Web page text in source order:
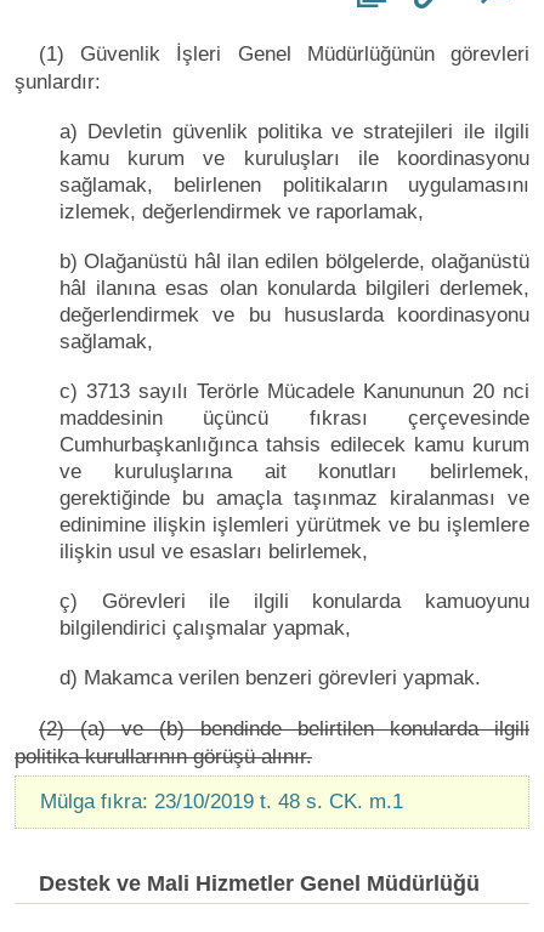
(1) Güvenlik İşleri Genel Müdürlüğünün görevleri
şunlardır:
a) Devletin güvenlik politika ve stratejileri ile ilgili
kamu kurum ve kuruluşları ile koordinasyonu
sağlamak, belirlenen politikaların uygulamasını
izlemek, değerlendirmek ve raporlamak,
b) Olağanüstü hâl ilan edilen bölgelerde, olağanüstü
hâl ilanına esas olan konularda bilgileri derlemek,
değerlendirmek ve bu hususlarda koordinasyonu
sağlamak,
c) 3713 sayılı Terörle Mücadele Kanununun 20 nci
maddesinin üçüncü fıkrası çerçevesinde
Cumhurbaşkanlığınca tahsis edilecek kamu kurum
ve kuruluşlarına ait konutları belirlemek,
gerektiğinde bu amaçla taşınmaz kiralanması ve
edinimine ilişkin işlemleri yürütmek ve bu işlemlere
ilişkin usul ve esasları belirlemek,
ç) Görevleri ile ilgili konularda kamuoyunu
bilgilendirici çalışmalar yapmak,
d) Makamca verilen benzeri görevleri yapmak.
(2) (a) ve (b) bendinde belirtilen konularda ilgili
politika kurullarının görüşü alınır.
Mülga fıkra: 23/10/2019 t. 48 s. CK. m.1
Destek ve Mali Hizmetler Genel Müdürlüğü